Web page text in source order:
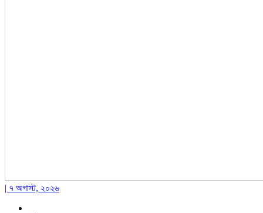
| ৭ অগাস্ট, ২০২৬